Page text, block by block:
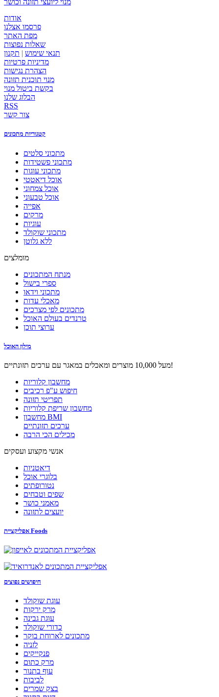
מנוי ליועצי תזונה וכושר
אודות
פרסמו אצלנו
מפת האתר
שאלות נפוצות
תנאי שימוש | תקנון
מדיניות פרטיות
הצהרת נגישות
מנוי תוכנית תזונה
בקשת ביטול מנוי
הבלוג שלנו
RSS
צור קשר
קטגוריות מתכונים
מתכוני סלטים
מתכוני פשטידות
מתכוני עוגות
אוכל דיאטטי
אוכל צמחוני
אוכל טבעוני
אפייה
מרקים
עוגיות
מתכוני שוקולד
ללא גלוטן
מומלצים
מנתח המתכונים
ספרי בישול
מתכוני וידאו
מאכלי עדות
מתכונים לפי מצרכים
טרנדים בעולם האוכל
ערוצי תוכן
מילון האוכל
מעל 10,000 מוצרים ומאכלים במאגר עם ערכים תזונתיים!
מחשבון קלוריות
חיפוש ע"פ רכיבים
תפריטי תזונה
מחשבון שריפת קלוריות
מחשבון BMI
ערכים תזונתיים
מכילים הכי הרבה
אנשי מקצוע ועסקים
דיאטניות
בלוגרי אוכל
נטורופתים
שפים וטבחים
מאמני כושר
יועצים לתזונה
אפליקציית Foods
חיפושים נפוצים
עוגת שוקולד
מרק ירקות
עוגת גבינה
כדורי שוקולד
מתכונים לארוחת בוקר
לזניה
פנקייקים
מרק כתום
עוף בתנור
לביבות
בצק שמרים